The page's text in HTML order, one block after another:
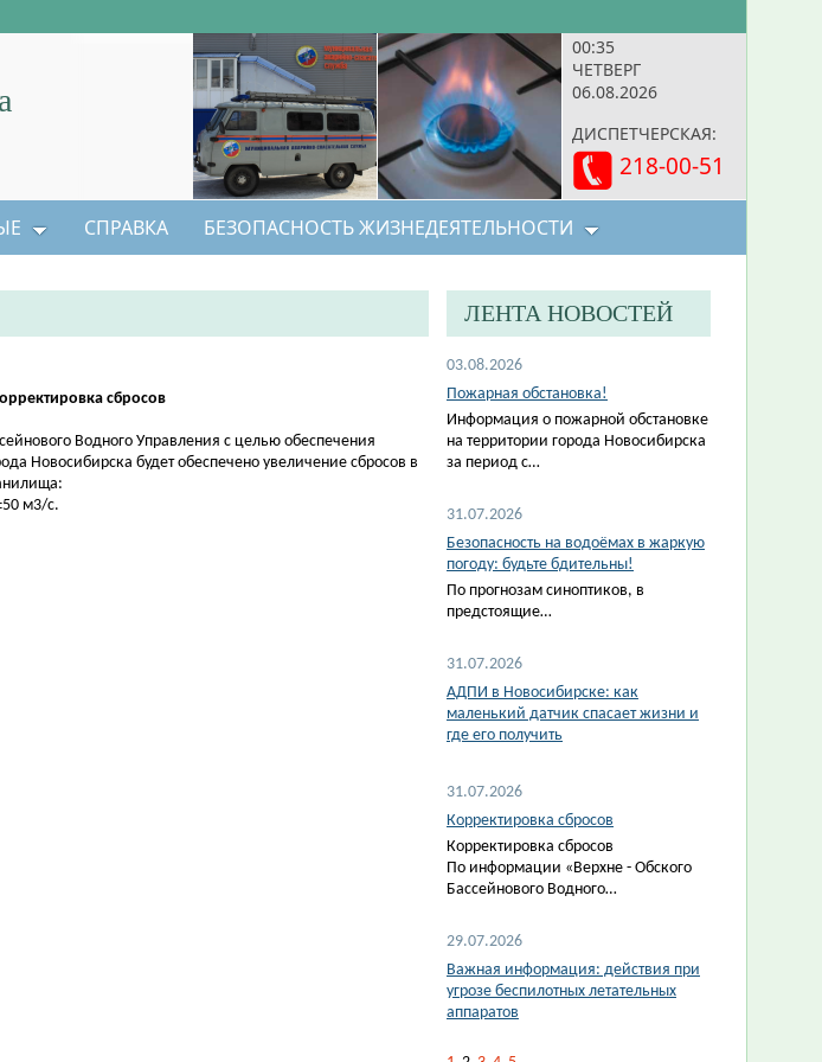
00:35
ЧЕТВЕРГ
06.08.2026
ДИСПЕТЧЕРСКАЯ:
218-00-51
СПРАВКА БЕЗОПАСНОСТЬ ЖИЗНЕДЕЯТЕЛЬНОСТИ
сбросов
Водного Управления с целью обеспечения
Новосибирска будет обеспечено увеличение сбросов в
м3/с.
ЛЕНТА НОВОСТЕЙ
03.08.2026
Пожарная обстановка!
Информация о пожарной обстановке
на территории города Новосибирска
за период с…
31.07.2026
Безопасность на водоёмах в жаркую
погоду: будьте бдительны!
По прогнозам синоптиков, в
предстоящие…
31.07.2026
АДПИ в Новосибирске: как
маленький датчик спасает жизни и
где его получить
31.07.2026
Корректировка сбросов
Корректировка сбросов
По информации «Верхне - Обского
Бассейнового Водного…
29.07.2026
Важная информация: действия при
угрозе беспилотных летательных
аппаратов